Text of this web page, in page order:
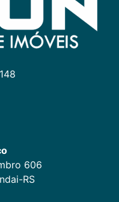
606
RS